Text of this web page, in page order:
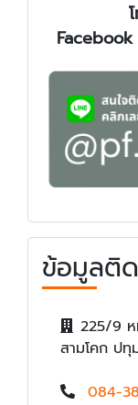
Facebook
ข้อมูลติ
225/9 ห
สามโคก ปทุ
084-